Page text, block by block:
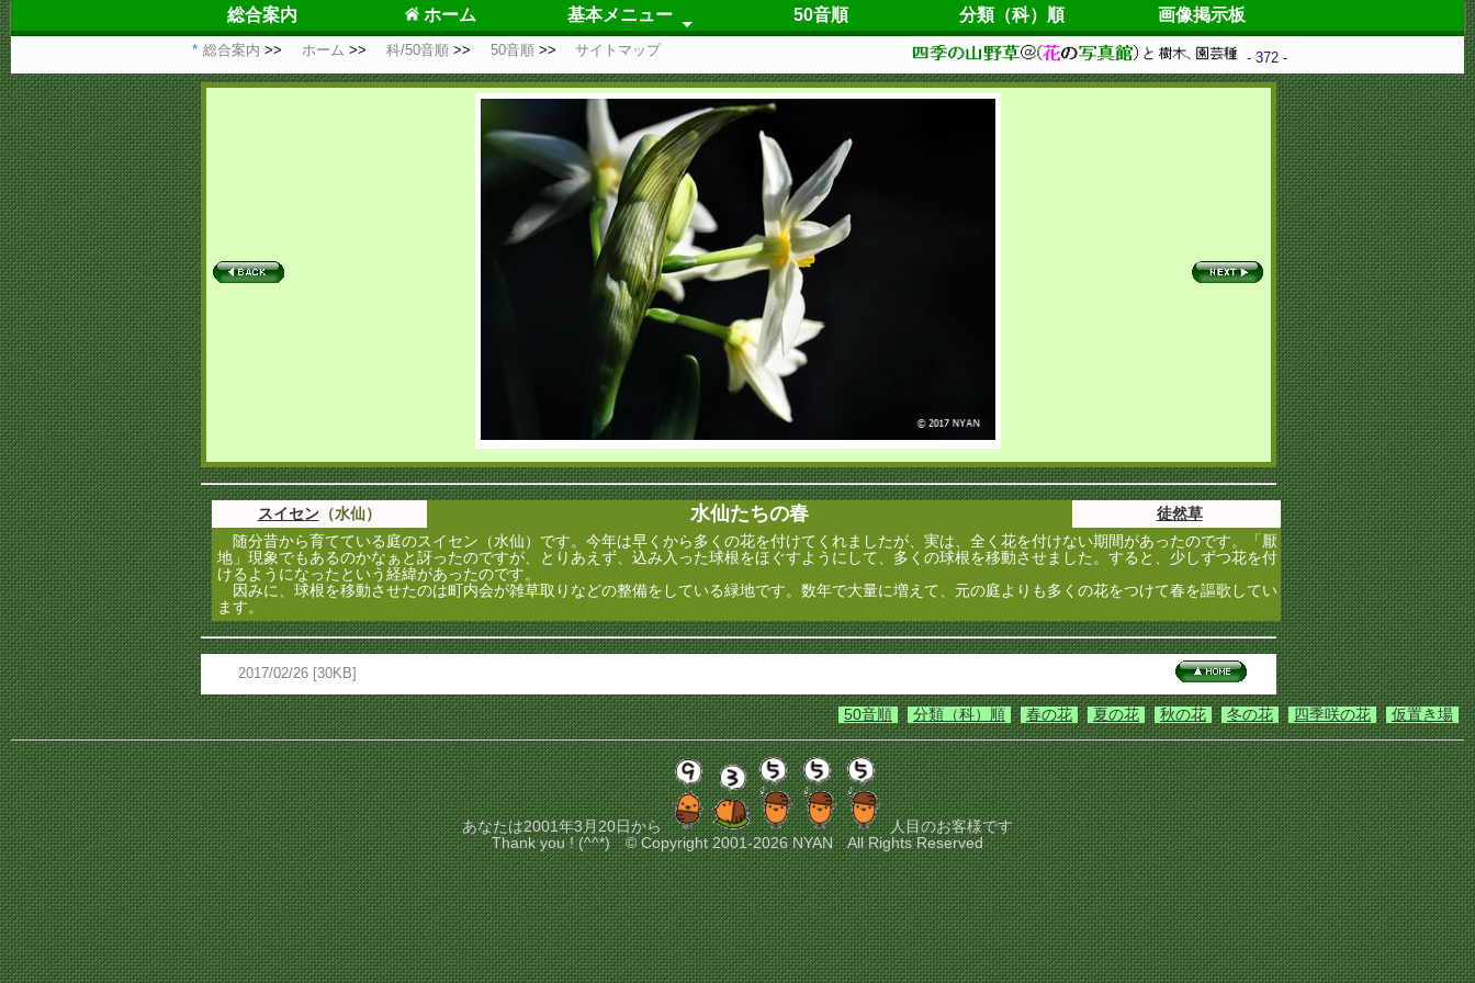
総合案内 ホーム 基本メニュー
春の花
夏の花
秋の花
冬の花
四季咲の花
仮置き場
自己紹介
更新履歴
50音順 分類（科）順 画像掲示板
総合案内 ホーム 科/50音順 50音順 サイトマップ
- 372 -
スイセン（水仙） 水仙たちの春
徒然草
随分昔から育てている庭のスイセン（水仙）です。今年は早くから多くの花を付けてくれましたが、実は、全く花を付けない期間があったのです。「厭
地」現象でもあるのかなぁと訝ったのですが、とりあえず、込み入った球根をほぐすようにして、多くの球根を移動させました。すると、少しずつ花を付
けるようになったという経緯があったのです。
因みに、球根を移動させたのは町内会が雑草取りなどの整備をしている緑地です。数年で大量に増えて、元の庭よりも多くの花をつけて春を謳歌してい
ます。
2017/02/26 [30KB]
仮置き場
四季咲の花
冬の花
秋の花
夏の花
春の花
分類（科）順
50音順
あなたは2001年3月20日から
人目のお客様です
Thank you ! (^^*) © Copyright 2001-2026 NYAN All Rights Reserved